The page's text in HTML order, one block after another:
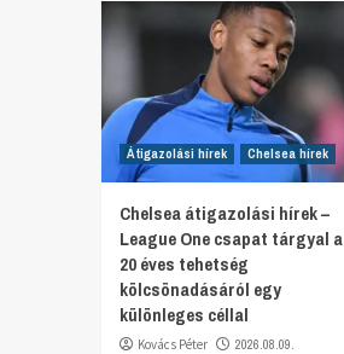
Átigazolási hírek Chelsea hírek
Chelsea átigazolási hírek –
League One csapat tárgyal a
20 éves tehetség
kölcsönadásáról egy
különleges céllal
Kovács Péter 2026.08.09.